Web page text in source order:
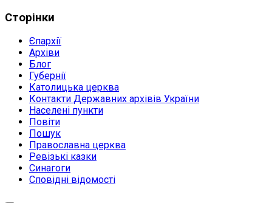
Сторінки
Єпархії
Архіви
Блог
Губернії
Католицька церква
Контакти Державних архівів України
Населені пункти
Повіти
Пошук
Православна церква
Ревізькі казки
Синагоги
Сповідні відомості